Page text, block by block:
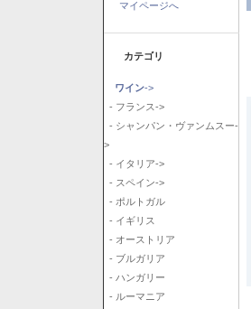
マイページへ
カテゴリ
ワイン->
- フランス->
- シャンパン・ヴァンムスー-
>
- イタリア->
- スペイン->
- ポルトガル
- イギリス
- オーストリア
- ブルガリア
- ハンガリー
- ルーマニア